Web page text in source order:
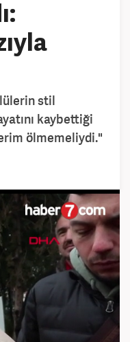
stil
kaybettiği
ölmemeliydi."